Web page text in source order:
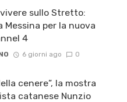
vivere sullo Stretto:
Messina per la nuova
4
6 giorni ago 0
cenere”, la mostra
catanese Nunzio